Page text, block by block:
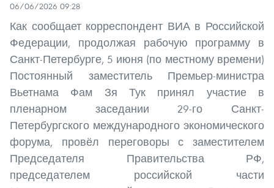
06/06/2026 09:28
Как сообщает корреспондент ВИА в Российской
Федерации, продолжая рабочую программу в
Санкт-Петербурге, 5 июня (по местному времени)
Постоянный заместитель Премьер-министра
Вьетнама Фам Зя Тук принял участие в
пленарном заседании 29-го Санкт-
Петербургского международного экономического
форума, провёл переговоры с заместителем
Председателя Правительства РФ,
председателем российской части